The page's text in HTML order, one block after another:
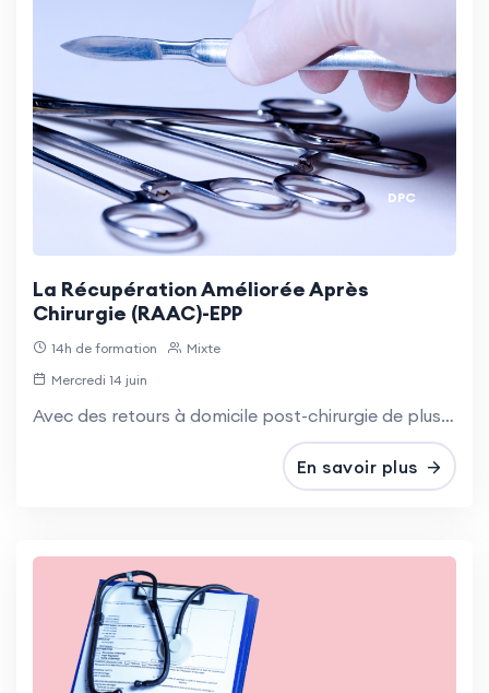
Au terme de cette formation les infirmiers seront
capables de mettre en œuvre des
accompagnements palliatifs et de fin de vie,
fondés sur les référentiels de bonnes pratiques,
selon leur mode d’exercice.
Acquérir des repères et connaissances
théoriques concernant la démarche palliative.
• Connaître et comprendre la législation
concernant les droits du patient en fin de vie, la
démarche palliative et les accompagnements de
Identifier, évaluer et traiter la douleur de la
personne dans le cadre de son champ
professionnel spécifique = développer des
pratiques soignantes fondées sur les
DPC
La Récupération Améliorée Après
Chirurgie (RAAC)-EPP
14h de formation
Mixte
Mercredi 14 juin
Avec des retours à domicile post-chirurgie de plus en plus précoces, les infirmiers(ères) à domicile sont amenés à prendre en charge des patients en post-opératoire immédiat, de manière croissante.
En savoir plus